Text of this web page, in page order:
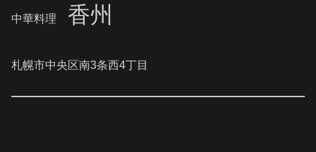
中華料理 香州
札幌市中央区南3条西4丁目